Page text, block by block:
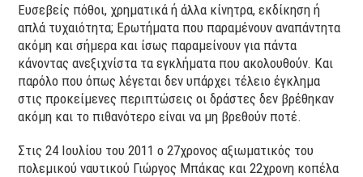
Ευσεβείς πόθοι, χρηματικά ή άλλα κίνητρα, εκδίκηση ή
απλά τυχαιότητα; Ερωτήματα που παραμένουν αναπάντητα
ακόμη και σήμερα και ίσως παραμείνουν για πάντα
κάνοντας ανεξιχνίστα τα εγκλήματα που ακολουθούν. Και
παρόλο που όπως λέγεται δεν υπάρχει τέλειο έγκλημα
στις προκείμενες περιπτώσεις οι δράστες δεν βρέθηκαν
ακόμη και το πιθανότερο είναι να μη βρεθούν ποτέ.
Στις 24 Ιουλίου του 2011 ο 27χρονος αξιωματικός του
πολεμικού ναυτικού Γιώργος Μπάκας και 22χρονη κοπέλα